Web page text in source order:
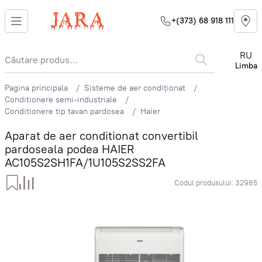
+(373) 68 918 111
RU
Limba
Pagina principala
Sisteme de aer condiționat
Conditionere semi-industriale
Conditionere tip tavan pardosea
Haier
Aparat de aer conditionat convertibil
pardoseala podea HAIER
AC105S2SH1FA/1U105S2SS2FA
Codul produsului: 32985